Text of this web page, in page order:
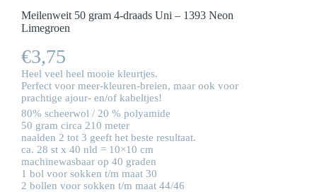
Meilenweit 50 gram 4-draads Uni – 1393 Neon
Limegroen
€3,75
Heel veel heel mooie kleurtjes.
Perfect voor meer-kleuren-breien, maar ook voor
prachtige ajour- en/of kabeltjes!
80% scheerwol / 20 % polyamide
50 gram circa 210 meter
naalden 2 tot 3 geeft het beste resultaat.
ca. 28 st x 40 nld = 10×10 cm
machinewasbaar op 40 graden
1 bol voor sokken t/m maat 30
2 bollen voor sokken t/m maat 44/46